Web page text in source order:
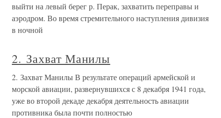
выйти на левый берег р. Перак, захватить переправы и
аэродром. Во время стремительного наступления дивизия
в ночной
2. Захват Манилы
2. Захват Манилы В результате операций армейской и
морской авиации, развернувшихся с 8 декабря 1941 года,
уже во второй декаде декабря деятельность авиации
противника была почти полностью